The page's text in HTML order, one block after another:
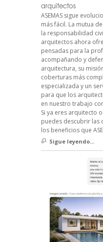
arquitectos
ASEMAS sigue
más fácil. La mutua
la responsabilidad
arquitectos ahora
pensadas para la
acompañando y
arquitectura, su
coberturas más
especializada y un
para que los
en nuestro trabajo
Si ya eres arquitecto
puedes descubrir las
los beneficios que
Sigue leyendo...